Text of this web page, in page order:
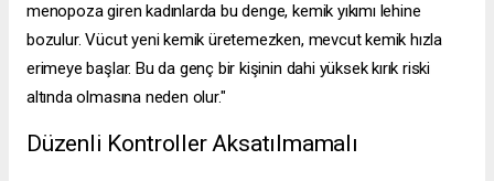
menopoza giren kadınlarda bu denge, kemik yıkımı lehine
bozulur. Vücut yeni kemik üretemezken, mevcut kemik hızla
erimeye başlar. Bu da genç bir kişinin dahi yüksek kırık riski
altında olmasına neden olur."
Düzenli Kontroller Aksatılmamalı